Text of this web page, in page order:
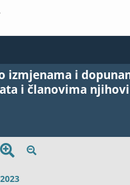
izmjenama i
i članovima
2023